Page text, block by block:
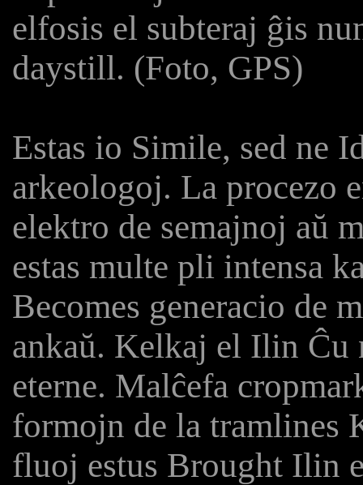
elfosis el subteraj ĝis
daystill. (Foto, GPS)
Estas io Simile, sed ne
arkeologoj. La procezo
elektro de semajnoj aŭ
estas multe pli intensa
Becomes generacio de
ankaŭ. Kelkaj el Ilin Ĉu
eterne. Malĉefa
formojn de la tramlines
fluoj estus Brought Ilin